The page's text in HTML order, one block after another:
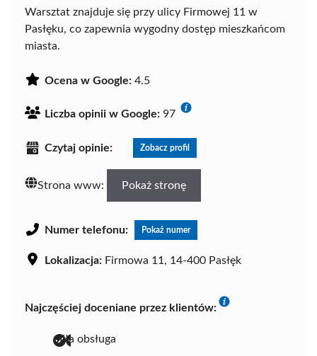
Warsztat znajduje się przy ulicy Firmowej 11 w
Pasłęku, co zapewnia wygodny dostęp mieszkańcom
miasta.
Ocena w Google: 4.5
Liczba opinii w Google: 97
Czytaj opinie: Zobacz profil
Strona www: Pokaż stronę
Numer telefonu: Pokaż numer
Lokalizacja: Firmowa 11, 14-400 Pasłęk
Najczęściej doceniane przez klientów:
miła obsługa